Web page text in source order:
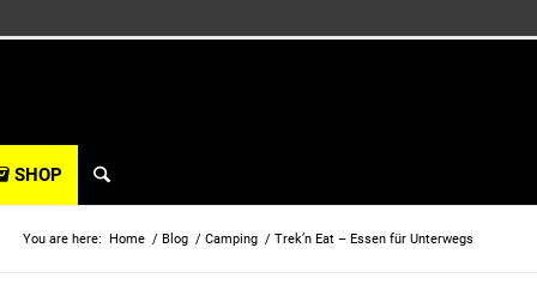
SHOP
You are here: Home / Blog / Camping / Trek’n Eat – Essen für Unterwegs